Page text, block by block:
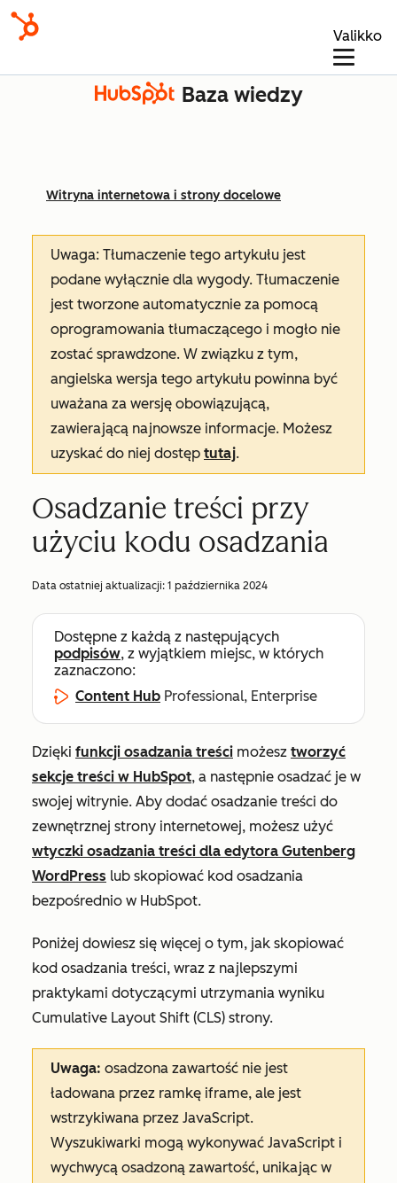
Valikko
Baza wiedzy
Witryna internetowa i strony docelowe
Uwaga: Tłumaczenie tego artykułu jest
podane wyłącznie dla wygody. Tłumaczenie
jest tworzone automatycznie za pomocą
oprogramowania tłumaczącego i mogło nie
zostać sprawdzone. W związku z tym,
angielska wersja tego artykułu powinna być
uważana za wersję obowiązującą,
zawierającą najnowsze informacje. Możesz
uzyskać do niej dostęp tutaj.
Osadzanie treści przy
użyciu kodu osadzania
Data ostatniej aktualizacji: 1 października 2024
Dostępne z każdą z następujących
podpisów, z wyjątkiem miejsc, w których
zaznaczono:
Content Hub Professional, Enterprise
Dzięki funkcji osadzania treści możesz tworzyć
sekcje treści w HubSpot, a następnie osadzać je w
swojej witrynie. Aby dodać osadzanie treści do
zewnętrznej strony internetowej, możesz użyć
wtyczki osadzania treści dla edytora Gutenberg
WordPress lub skopiować kod osadzania
bezpośrednio w HubSpot.
Poniżej dowiesz się więcej o tym, jak skopiować
kod osadzania treści, wraz z najlepszymi
praktykami dotyczącymi utrzymania wyniku
Cumulative Layout Shift (CLS) strony.
Uwaga: osadzona zawartość nie jest
ładowana przez ramkę iframe, ale jest
wstrzykiwana przez JavaScript.
Wyszukiwarki mogą wykonywać JavaScript i
wychwycą osadzoną zawartość, unikając w